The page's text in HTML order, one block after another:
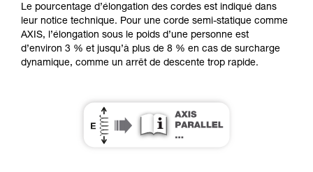
Le pourcentage d’élongation des cordes est indiqué dans
leur notice technique. Pour une corde semi-statique comme
AXIS, l’élongation sous le poids d’une personne est
d’environ 3 % et jusqu’à plus de 8 % en cas de surcharge
dynamique, comme un arrêt de descente trop rapide.